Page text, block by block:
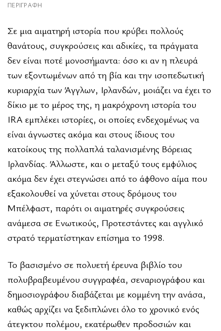
ΠΕΡΙΓΡΑΦΉ
Σε μια αιματηρή ιστορία που κρύβει πολλούς
θανάτους, συγκρούσεις και αδικίες, τα πράγματα
δεν είναι ποτέ μονοσήμαντα: όσο κι αν η πλευρά
των εξοντωμένων από τη βία και την ισοπεδωτική
κυριαρχία των Άγγλων, Ιρλανδών, μοιάζει να έχει το
δίκιο με το μέρος της, η μακρόχρονη ιστορία του
IRA εμπλέκει ιστορίες, οι οποίες ενδεχομένως να
είναι άγνωστες ακόμα και στους ίδιους του
κατοίκους της πολλαπλά ταλανισμένης Βόρειας
Ιρλανδίας. Άλλωστε, και ο μεταξύ τους εμφύλιος
ακόμα δεν έχει στεγνώσει από το άφθονο αίμα που
εξακολουθεί να χύνεται στους δρόμους του
Μπέλφαστ, παρότι οι αιματηρές συγκρούσεις
ανάμεσα σε Ενωτικούς, Προτεστάντες και αγγλικό
στρατό τερματίστηκαν επίσημα το 1998.
Το βασισμένο σε πολυετή έρευνα βιβλίο του
πολυβραβευμένου συγγραφέα, σεναριογράφου και
δημοσιογράφου διαβάζεται με κομμένη την ανάσα,
καθώς αρχίζει να ξεδιπλώνει όλο το χρονικό ενός
άτεγκτου πολέμου, εκατέρωθεν προδοσιών και